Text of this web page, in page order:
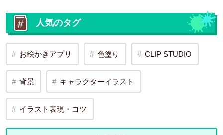
人気のタグ
お絵かきアプリ 色塗り CLIP STUDIO
背景 キャラクターイラスト
イラスト表現・コツ